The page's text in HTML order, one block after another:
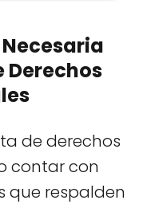
Derechos
de derechos
contar con
que respalden